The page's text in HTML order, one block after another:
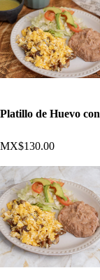
Platillo de Huevo
MX$130.00